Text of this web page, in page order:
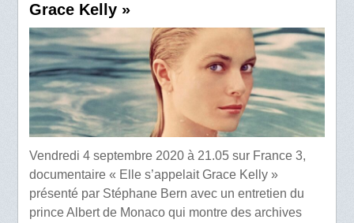
Grace Kelly »
Vendredi 4 septembre 2020 à 21.05 sur France 3,
documentaire « Elle s’appelait Grace Kelly »
présenté par Stéphane Bern avec un entretien du
prince Albert de Monaco qui montre des archives